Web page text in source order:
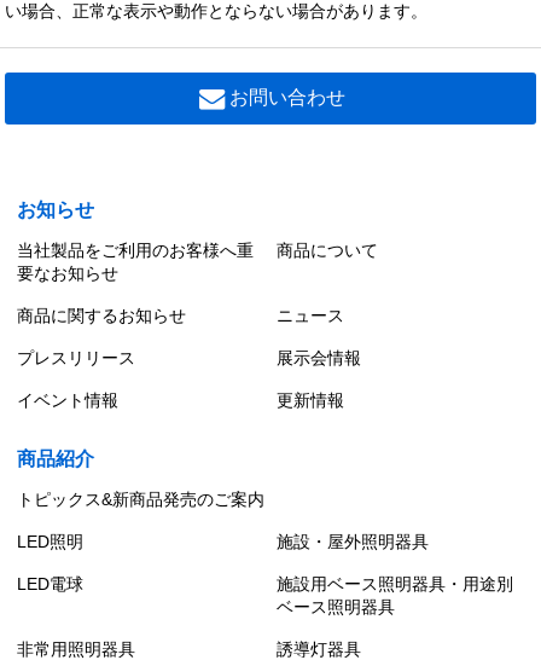
0 円（税別）
い場合、正常な表示や動作とならない場合があります。
お問い合わせ
お知らせ
当社製品をご利用のお客様へ重
要なお知らせ
商品について
商品に関するお知らせ ニュース
プレスリリース 展示会情報
イベント情報 更新情報
商品紹介
トピックス&新商品発売のご案内
LED照明 施設・屋外照明器具
LED電球
施設用ベース照明器具・用途別
ベース照明器具
非常用照明器具 誘導灯器具